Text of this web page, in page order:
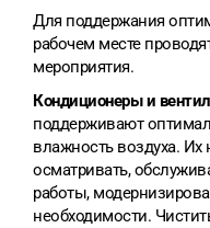
Для поддержания
рабочем месте
мероприятия.
Кондиционеры и
поддерживают
влажность воздуха.
осматривать,
работы,
необходимости.